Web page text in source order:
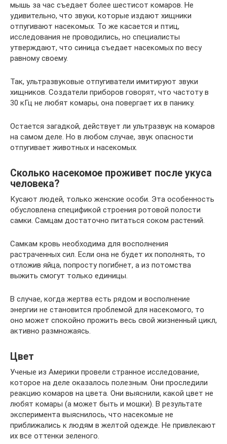
мышь за час съедает более шестисот комаров. Не
удивительно, что звуки, которые издают хищники
отпугивают насекомых. То же касается и птиц,
исследования не проводились, но специалисты
утверждают, что синица съедает насекомых по весу
равному своему.
Так, ультразвуковые отпугиватели имитируют звуки
хищников. Создатели приборов говорят, что частоту в
30 кГц не любят комары, она повергает их в панику.
Остается загадкой, действует ли ультразвук на комаров
на самом деле. Но в любом случае, звук опасности
отпугивает животных и насекомых.
Сколько насекомое проживет после укуса
человека?
Кусают людей, только женские особи. Эта особенность
обусловлена спецификой строения ротовой полости
самки. Самцам достаточно питаться соком растений.
Самкам кровь необходима для восполнения
растраченных сил. Если она не будет их пополнять, то
отложив яйца, попросту погибнет, а из потомства
выжить смогут только единицы.
В случае, когда жертва есть рядом и восполнение
энергии не становится проблемой для насекомого, то
оно может спокойно прожить весь свой жизненный цикл,
активно размножаясь.
Цвет
Ученые из Америки провели странное исследование,
которое на деле оказалось полезным. Они проследили
реакцию комаров на цвета. Они выяснили, какой цвет не
любят комары (а может быть и мошки). В результате
эксперимента выяснилось, что насекомые не
приближались к людям в желтой одежде. Не привлекают
их все оттенки зеленого.